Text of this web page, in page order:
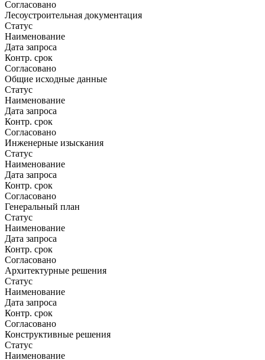
Согласовано
Лесоустроительная документация
Статус
Наименование
Дата запроса
Контр. срок
Согласовано
Общие исходные данные
Статус
Наименование
Дата запроса
Контр. срок
Согласовано
Инженерные изыскания
Статус
Наименование
Дата запроса
Контр. срок
Согласовано
Генеральный план
Статус
Наименование
Дата запроса
Контр. срок
Согласовано
Архитектурные решения
Статус
Наименование
Дата запроса
Контр. срок
Согласовано
Конструктивные решения
Статус
Наименование